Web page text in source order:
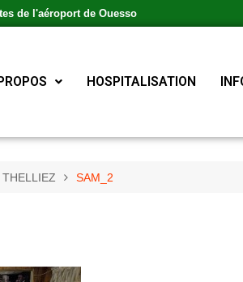
de l'aéroport de Ouesso
HOSPITALISATION
SAM_2